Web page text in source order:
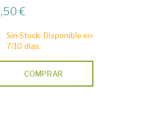
€
Sin Stock. Disponible en
7/10 días.
COMPRAR